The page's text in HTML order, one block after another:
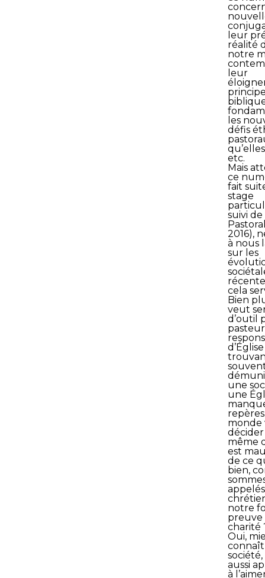
leur
réalité
notre
leur
les
défis
etc.
Mais
ce
fait
stage
suivi de
2016),
à nous
sur les
cela
Bien
veut
d’outil
une
une
monde
même
est
de ce
bien,
notre
preuve
charité
Oui,
société,
aussi
à